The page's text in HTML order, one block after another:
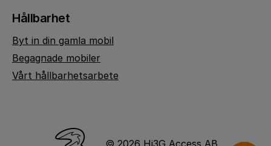
Hållbarhet
Byt in din gamla mobil
Begagnade mobiler
Vårt hållbarhetsarbete
© 2026 Hi3G Access AB.